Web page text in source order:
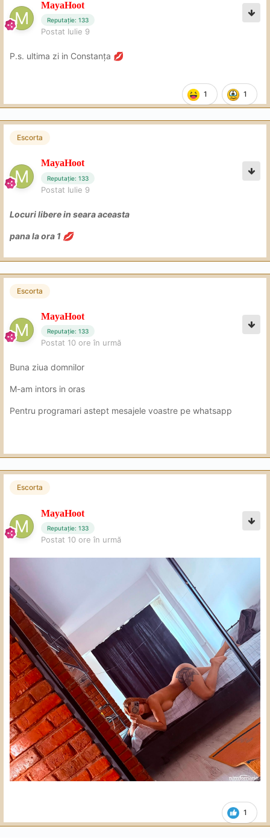
MayaHoot
Reputație: 133
Postat Iulie 9
P.s. ultima zi in Constanța 💋
1 1
Escorta
MayaHoot
Reputație: 133
Postat Iulie 9
Locuri libere in seara aceasta
pana la ora 1 💋
Escorta
MayaHoot
Reputație: 133
Postat 10 ore în urmă
Buna ziua domnilor
M-am intors in oras
Pentru programari astept mesajele voastre pe whatsapp
Escorta
MayaHoot
Reputație: 133
Postat 10 ore în urmă
1